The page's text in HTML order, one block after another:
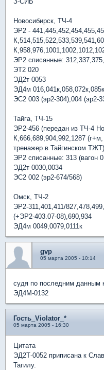
Новосибирск, ТЧ-4
ЭР2 -
ЭР2 списанные:
ЭТ2 020
ЭД2т 0053
ЭД4м
ЭС2 003 (эр2-304),004 (эр2-
Тайга, ТЧ-15
ЭР2-456 (передан из ТЧ-4
К,666,689,904,992,1287
тренажер в Тайгинском ТЖТ)
ЭР2 списанные: 313 (вагон
ЭД2т 0030,0034
ЭС2 002 (эр2-674/568)
Омск, ТЧ-2
ЭР2-311,401,411/
(+ЭР2-403.07-08),690,934
ЭД4м 0049,0079,0111к
gvp
05 марта 2005 - 10:14
судя по последним данным
ЭД4М-0132
Гость_Violator_*
05 марта 2005 - 16:30
Цитата
ЭД2Т-0052 приписана к
Тагилу.